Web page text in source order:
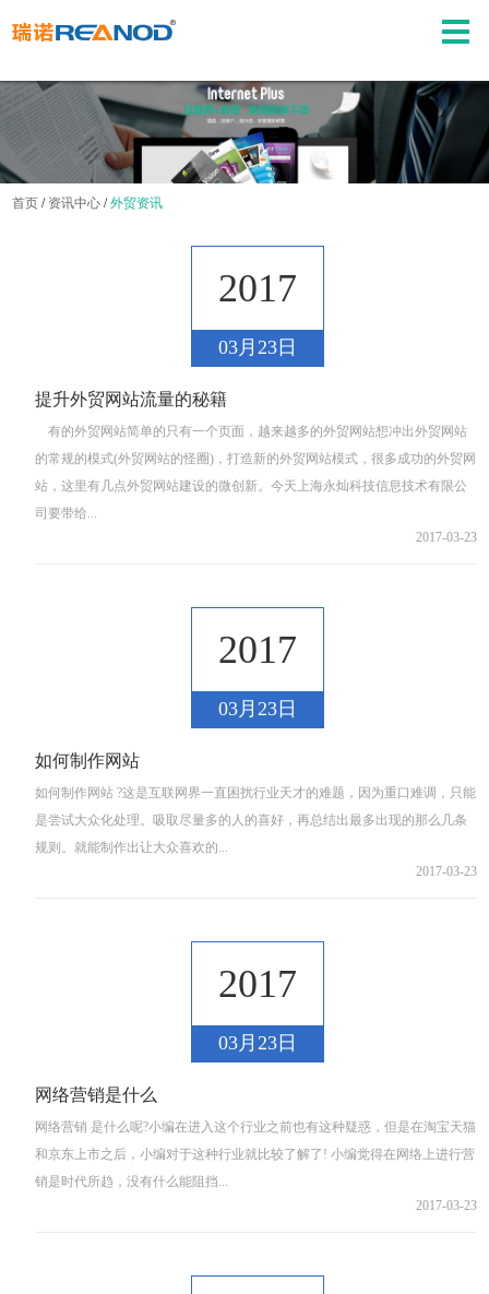
首页 / 资讯中心 /外贸资讯
2017
03月23日
提升外贸网站流量的秘籍
有的外贸网站简单的只有一个页面，越来越多的外贸网站想冲出外贸网站
的常规的模式(外贸网站的怪圈)，打造新的外贸网站模式，很多成功的外贸网
站，这里有几点外贸网站建设的微创新。今天上海永灿科技信息技术有限公
司要带给...
2017-03-23
2017
03月23日
如何制作网站
如何制作网站 ?这是互联网界一直困扰行业天才的难题，因为重口难调，只能
是尝试大众化处理。吸取尽量多的人的喜好，再总结出最多出现的那么几条
规则。就能制作出让大众喜欢的...
2017-03-23
2017
03月23日
网络营销是什么
网络营销 是什么呢?小编在进入这个行业之前也有这种疑惑，但是在淘宝天猫
和京东上市之后，小编对于这种行业就比较了解了! 小编觉得在网络上进行营
销是时代所趋，没有什么能阻挡...
2017-03-23